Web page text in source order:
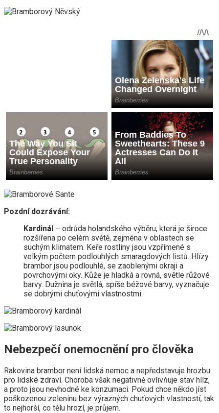
Pozdní dozrávání:
Kardinál – odrůda holandského výběru, která je široce
rozšířena po celém světě, zejména v oblastech se
suchým klimatem. Keře rostliny jsou vzpřímené s
velkým počtem podlouhlých smaragdových listů. Hlízy
brambor jsou podlouhlé, se zaoblenými okraji a
povrchovými oky. Kůže je hladká a rovná, světle růžové
barvy. Dužnina je světlá, spíše béžové barvy, vyznačuje
se dobrými chuťovými vlastnostmi.
Nebezpečí onemocnění pro člověka
Rakovina brambor není lidská nemoc a nepředstavuje hrozbu
pro lidské zdraví. Choroba však negativně ovlivňuje stav hlíz,
a proto jsou nevhodné ke konzumaci. Pokud chce někdo jíst
poškozenou zeleninu bez výrazných chuťových vlastností, tak
to nejhorší, co tělu hrozí, je průjem.